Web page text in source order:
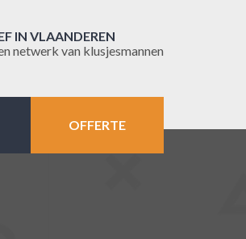
IN VLAANDEREN
netwerk van klusjesmannen
OFFERTE